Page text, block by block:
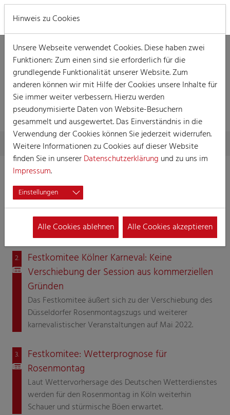
SUCHERGEBNISSE
Skip to main content
You are here:
Home Suchergebnisse
1. Burgwächter Schmölzje Karnevalssitzung
31.01.2027 20:00
Sitzung der KG Die Burgwächter vun Hollwigg e.V.
2.
Festkomitee Kölner Karneval: Keine
Verschiebung der Session aus kommerziellen
Gründen
Das Festkomitee äußert sich zu der Verschiebung des
Düsseldorfer Rosenmontagszugs und weiterer
karnevalistischer Veranstaltungen auf Mai 2022.
3.
Festkomitee: Wetterprognose für
Rosenmontag
Laut Wettervorhersage des Deutschen Wetterdienstes
werden für den Rosenmontag in Köln weiterhin
Schauer und stürmische Böen erwartet.
Hinweis zu Cookies
Unsere Webseite verwendet Cookies. Diese haben zwei
Funktionen: Zum einen sind sie erforderlich für die
grundlegende Funktionalität unserer Website. Zum
anderen können wir mit Hilfe der Cookies unsere Inhalte für
Sie immer weiter verbessern. Hierzu werden
pseudonymisierte Daten von Website-Besuchern
gesammelt und ausgewertet. Das Einverständnis in die
Verwendung der Cookies können Sie jederzeit widerrufen.
Weitere Informationen zu Cookies auf dieser Website
finden Sie in unsererDatenschutzerklärung und zu uns im
Impressum.
Einstellungen
Alle Cookies ablehnen Alle Cookies akzeptieren